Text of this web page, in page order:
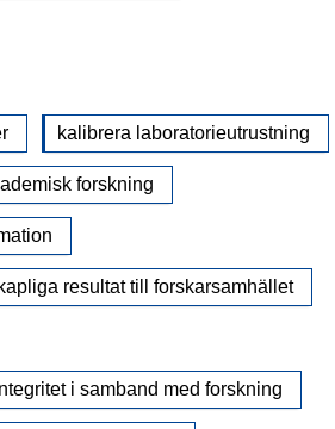
kalibrera laboratorieutrustning
forskning
resultat till forskarsamhället
i samband med forskning